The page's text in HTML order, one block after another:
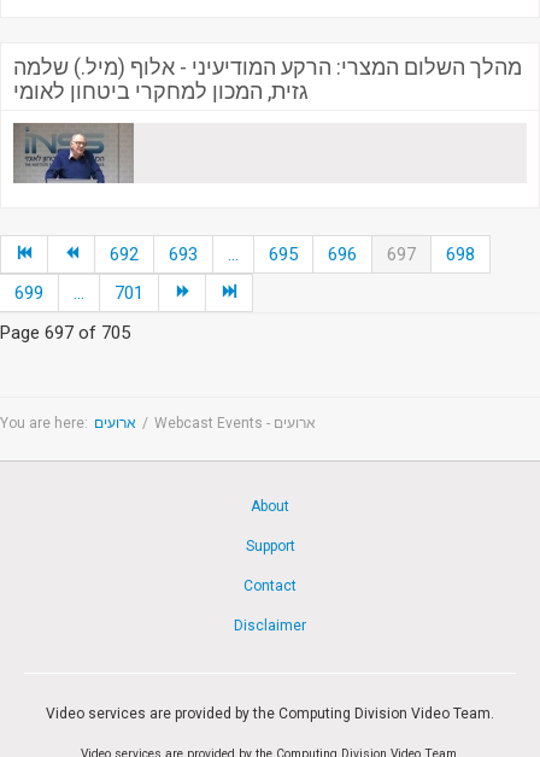
מהלך השלום המצרי: הרקע המודיעיני - אלוף (מיל.) שלמה
גזית, המכון למחקרי ביטחון לאומי
692 693 ... 695 696 697
698
699
...
701
Page 697 of 705
You are here: ארועים / Webcast Events - ארועים
About
Support
Contact
Disclaimer
Video services are provided by the Computing Division Video Team.
Video services are provided by the Computing Division Video Team.